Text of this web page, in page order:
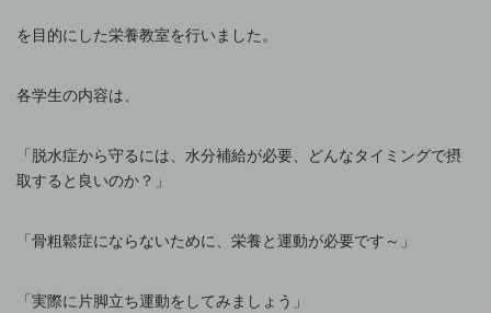
を目的にした栄養教室を行いました。
各学生の内容は、
「脱水症から守るには、水分補給が必要、どんなタイミングで摂
取すると良いのか？」
「骨粗鬆症にならないために、栄養と運動が必要です～」
「実際に片脚立ち運動をしてみましょう」